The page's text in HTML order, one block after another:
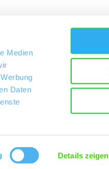
Medien
Daten
Details zeigen